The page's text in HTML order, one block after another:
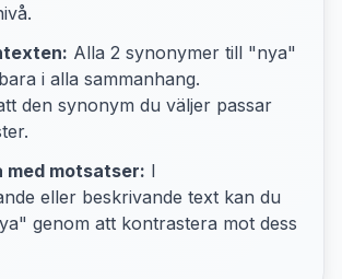
Alla 2 synonymer till "nya"
i alla sammanhang.
den synonym du väljer passar
med motsatser: I
eller beskrivande text kan du
" genom att kontrastera mot dess